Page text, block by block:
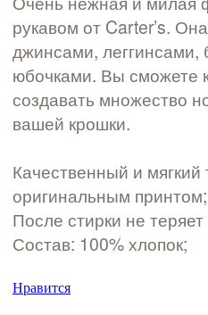
рукавом от Carter’s.
джинсами,
юбочками. Вы сможете
создавать множество
вашей крошки.
Качественный и мягкий
оригинальным принтом;
После стирки не
Состав: 100% хлопок;
Нравится